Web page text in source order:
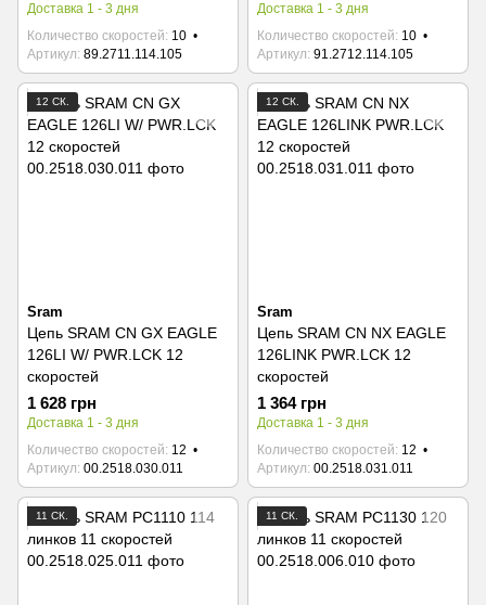
Доставка 1 - 3 дня
Количество скоростей 10
Артикул 89.2711.114.105
Доставка 1 - 3 дня
Количество скоростей 10
Артикул 91.2712.114.105
12 СК.
Sram
Цепь SRAM CN GX EAGLE
126LI W/ PWR.LCK 12
скоростей
1 628 грн
Доставка 1 - 3 дня
Количество скоростей 12
Артикул 00.2518.030.011
12 СК.
Sram
Цепь SRAM CN NX EAGLE
126LINK PWR.LCK 12
скоростей
1 364 грн
Доставка 1 - 3 дня
Количество скоростей 12
Артикул 00.2518.031.011
11 СК. 11 СК.